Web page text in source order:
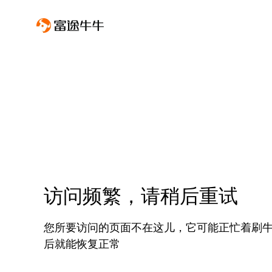
访问频繁，请稍后重试
您所要访问的页面不在这儿，它可能正忙着刷
后就能恢复正常